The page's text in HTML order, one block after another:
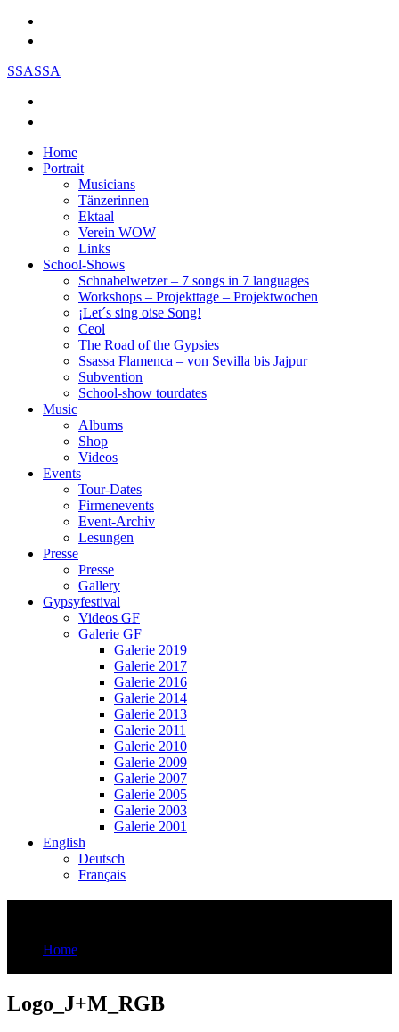
SSASSA
Home
Portrait
Musicians
Tänzerinnen
Ektaal
Verein WOW
Links
School-Shows
Schnabelwetzer – 7 songs in 7 languages
Workshops – Projekttage – Projektwochen
¡Let´s sing oise Song!
Ceol
The Road of the Gypsies
Ssassa Flamenca – von Sevilla bis Jajpur
Subvention
School-show tourdates
Music
Albums
Shop
Videos
Events
Tour-Dates
Firmenevents
Event-Archiv
Lesungen
Presse
Presse
Gallery
Gypsyfestival
Videos GF
Galerie GF
Galerie 2019
Galerie 2017
Galerie 2016
Galerie 2014
Galerie 2013
Galerie 2011
Galerie 2010
Galerie 2009
Galerie 2007
Galerie 2005
Galerie 2003
Galerie 2001
English
Deutsch
Français
Home
Logo_J+M_RGB